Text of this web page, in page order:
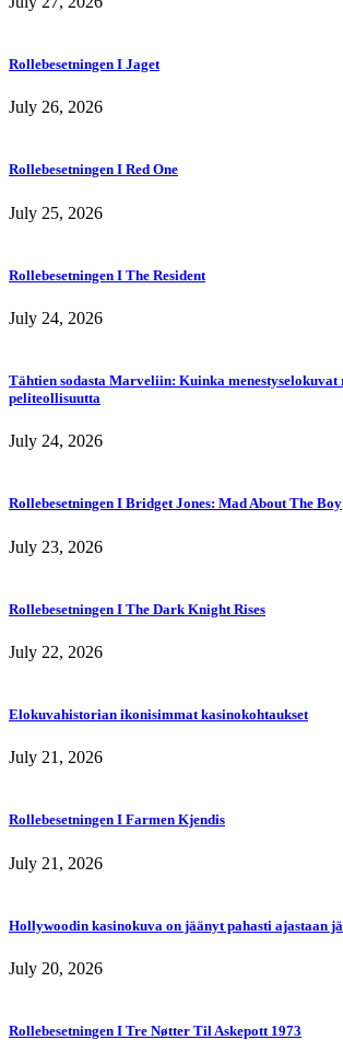
Rollebesetningen I Jaget
July 26, 2026
Rollebesetningen I Red One
July 25, 2026
Rollebesetningen I The Resident
July 24, 2026
Tähtien sodasta Marveliin: Kuinka menestyselokuvat
peliteollisuutta
July 24, 2026
Rollebesetningen I Bridget Jones: Mad About The Boy
July 23, 2026
Rollebesetningen I The Dark Knight Rises
July 22, 2026
Elokuvahistorian ikonisimmat kasinokohtaukset
July 21, 2026
Rollebesetningen I Farmen Kjendis
July 21, 2026
Hollywoodin kasinokuva on jäänyt pahasti ajastaan
July 20, 2026
Rollebesetningen I Tre Nøtter Til Askepott 1973